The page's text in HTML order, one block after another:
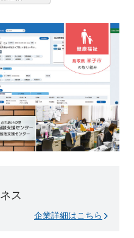
ス
企業詳細はこちら